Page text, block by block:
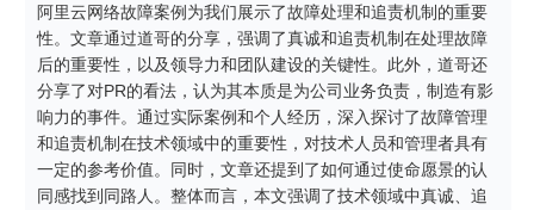
阿里云网络故障案例为我们展示了故障处理和追责机制的重要
性。文章通过道哥的分享，强调了真诚和追责机制在处理故障
后的重要性，以及领导力和团队建设的关键性。此外，道哥还
分享了对PR的看法，认为其本质是为公司业务负责，制造有影
响力的事件。通过实际案例和个人经历，深入探讨了故障管理
和追责机制在技术领域中的重要性，对技术人员和管理者具有
一定的参考价值。同时，文章还提到了如何通过使命愿景的认
同感找到同路人。整体而言，本文强调了技术领域中真诚、追